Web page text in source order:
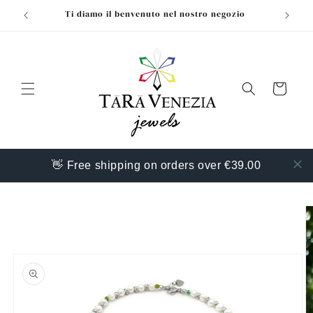
direttamenteTi diamo il benvenuto nel nostro negozio
Carrello
👋 Free shipping on orders over €39.00